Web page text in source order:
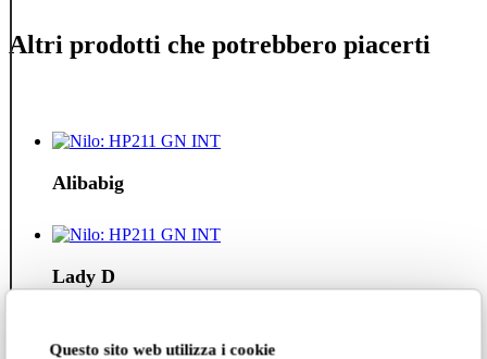
Questo sito web utilizza i cookie
Altri prodotti che potrebbero piacerti
Alibabig
Lady D